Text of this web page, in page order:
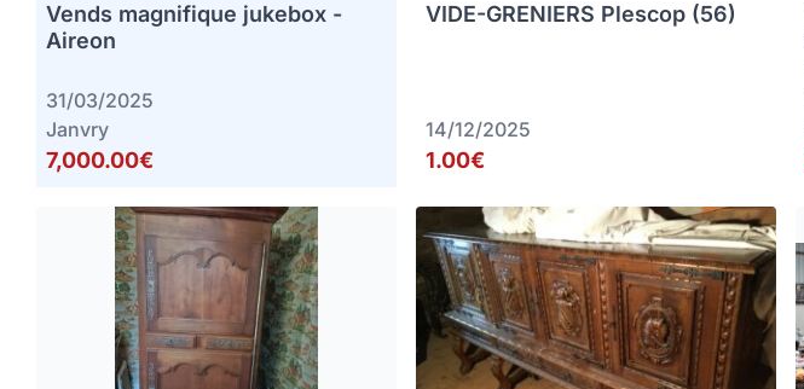
Vends magnifique jukebox -
Aireon
31/03/2025
Janvry
7,000.00€
VIDE-GRENIERS Plescop (56)
14/12/2025
1.00€